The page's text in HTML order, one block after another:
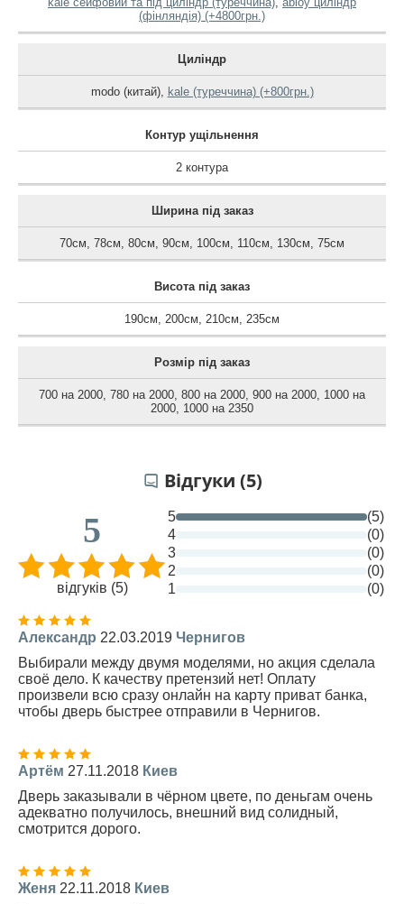
(фінляндія) (+4800грн.)
Циліндр
modo (китай), kale (туреччина) (+800грн.)
Контур ущільнення
2 контура
Ширина під заказ
70см 78см 80см 90см 100см 110см 130см 75см
Висота під заказ
190см 200см 210см 235см
Розмір під заказ
700 на 2000 780 на 2000 800 на 2000 900 на 2000 1000 на
2000 1000 на 2350
Відгуки (5)
5
відгуків (5)
5
(5)
4
(0)
3
(0)
2
(0)
1
(0)
Александр 22.03.2019 Чернигов
Выбирали между двумя моделями, но акция сделала
своё дело. К качеству претензий нет! Оплату
произвели всю сразу онлайн на карту приват банка,
чтобы дверь быстрее отправили в Чернигов.
Артём 27.11.2018 Киев
Дверь заказывали в чёрном цвете, по деньгам очень
адекватно получилось, внешний вид солидный,
смотрится дорого.
Женя 22.11.2018 Киев